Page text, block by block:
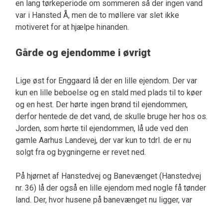
en lang tørkeperiode om sommeren så der ingen vand
var i Hansted Å, men de to møllere var slet ikke
motiveret for at hjælpe hinanden.
Gårde og ejendomme i øvrigt
Lige øst for Enggaard lå der en lille ejendom. Der var
kun en lille beboelse og en stald med plads til to køer
og en hest. Der hørte ingen brønd til ejendommen,
derfor hentede de det vand, de skulle bruge her hos os.
Jorden, som hørte til ejendommen, lå ude ved den
gamle Aarhus Landevej, der var kun to tdrl. de er nu
solgt fra og bygningerne er revet ned.
På hjørnet af Hanstedvej og Banevænget (Hanstedvej
nr. 36) lå der også en lille ejendom med nogle få tønder
land. Der, hvor husene på banevænget nu ligger, var